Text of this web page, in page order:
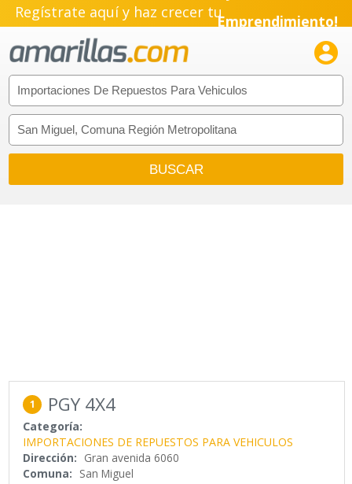
Regístrate aquí y haz crecer tuEmprendimiento!

1 PGY 4X4
Categoría:
IMPORTACIONES DE REPUESTOS PARA VEHICULOS
Dirección: Gran avenida 6060
Comuna: San Miguel